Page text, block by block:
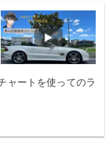
ートを使ってのラ